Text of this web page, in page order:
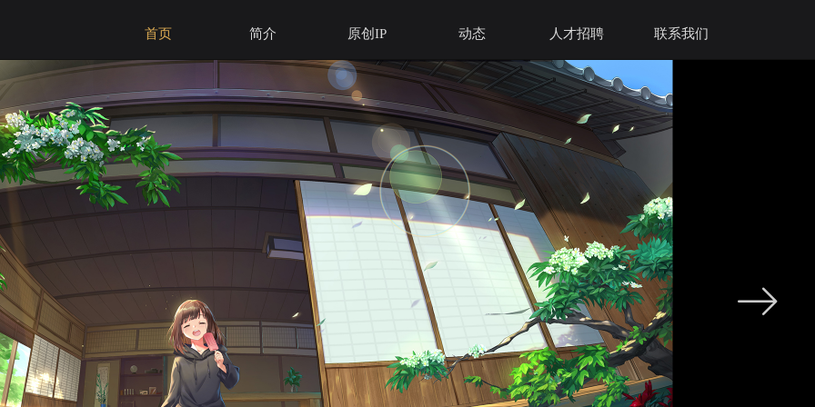
首页 简介 原创IP 动态 人才招聘 联系我们
ꁹ